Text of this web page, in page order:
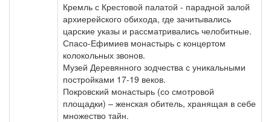
Кремль с Крестовой палатой - парадной залой
архиерейского обихода, где зачитывались
царские указы и рассматривались челобитные.
Спасо-Ефимиев монастырь с концертом
колокольных звонов.
Музей Деревянного зодчества с уникальными
постройками 17-19 веков.
Покровский монастырь (со смотровой
площадки) – женская обитель, хранящая в себе
множество тайн.